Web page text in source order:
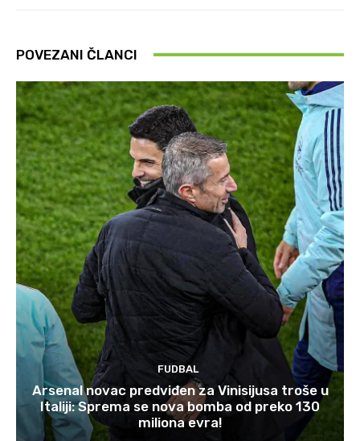
POVEZANI ČLANCI
FUDBAL
Arsenal novac predviđen za Vinisijusa troše u
Italiji: Sprema se nova bomba od preko 130
miliona evra!